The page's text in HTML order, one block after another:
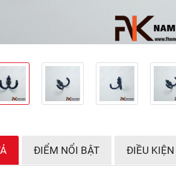
ĐIỂM NỔI BẬT ĐIỀU KIỆN